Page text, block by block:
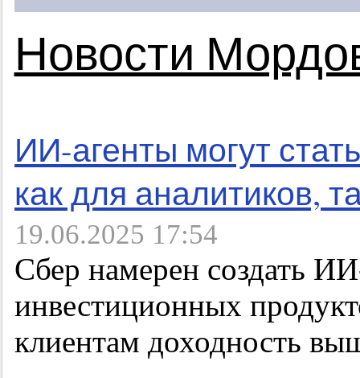
Новости
ИИ-агенты могут
как для аналитиков,
19.06.2025 17:54
Сбер намерен создать
инвестиционных
клиентам доходность